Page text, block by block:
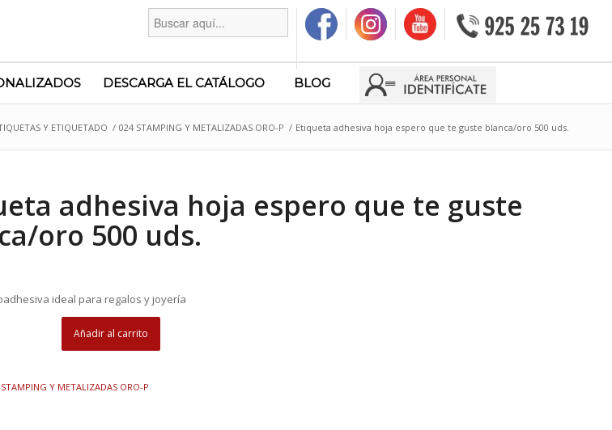
Buscar:
DESCARGA EL CATÁLOGO BLOG
Y ETIQUETADO / 024 STAMPING Y METALIZADAS ORO-P / Etiqueta adhesiva hoja espero que te guste blanca/oro 500 uds.
adhesiva hoja espero que te guste
oro 500 uds.
ideal para regalos y joyería
Añadir al carrito
Y METALIZADAS ORO-P